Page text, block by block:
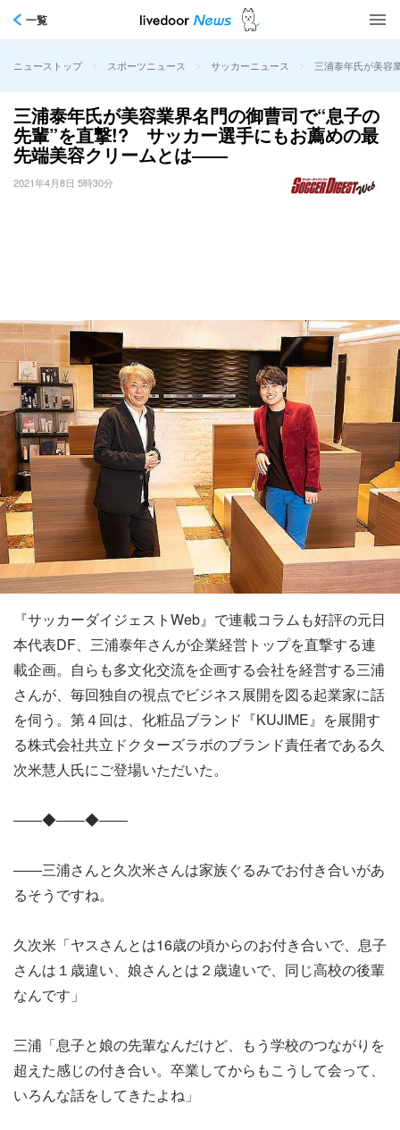
一覧
ニューストップ > スポーツニュース > サッカーニュース > 三浦泰年氏が美容
三浦泰年氏が美容業界名門の御曹司で“息子の
先輩”を直撃!? サッカー選手にもお薦めの最
先端美容クリームとは――
2021年4月8日 5時30分
『サッカーダイジェストWeb』で連載コラムも好評の元日
本代表DF、三浦泰年さんが企業経営トップを直撃する連
載企画。自らも多文化交流を企画する会社を経営する三浦
さんが、毎回独自の視点でビジネス展開を図る起業家に話
を伺う。第４回は、化粧品ブランド『KUJIME』を展開す
る株式会社共立ドクターズラボのブランド責任者である久
次米慧人氏にご登場いただいた。
――◆――◆――
――三浦さんと久次米さんは家族ぐるみでお付き合いがあ
るそうですね。
久次米「ヤスさんとは16歳の頃からのお付き合いで、息子
さんは１歳違い、娘さんとは２歳違いで、同じ高校の後輩
なんです」
三浦「息子と娘の先輩なんだけど、もう学校のつながりを
超えた感じの付き合い。卒業してからもこうして会って、
いろんな話をしてきたよね」